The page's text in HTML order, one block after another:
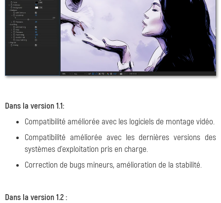
Dans la version 1.1:
Compatibilité améliorée avec les logiciels de montage vidéo.
Compatibilité améliorée avec les dernières versions des
systèmes d'exploitation pris en charge.
Correction de bugs mineurs, amélioration de la stabilité.
Dans la version 1.2 :